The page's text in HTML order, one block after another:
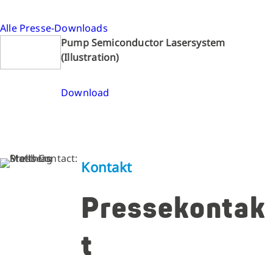
Alle Presse-Downloads
Pump Semiconductor Lasersystem
(Illustration)
Download
Kontakt
Pressekontak
t